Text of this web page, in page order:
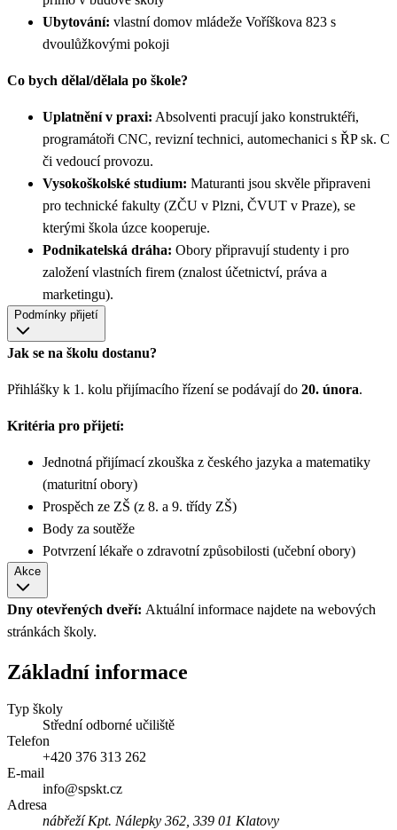
Ubytování: vlastní domov mládeže Voříškova 823 s
dvoulůžkovými pokoji
Co bych dělal/dělala po škole?
Uplatnění v praxi: Absolventi pracují jako konstruktéři,
programátoři CNC, revizní technici, automechanici s ŘP sk. C
či vedoucí provozu.
Vysokoškolské studium: Maturanti jsou skvěle připraveni
pro technické fakulty (ZČU v Plzni, ČVUT v Praze), se
kterými škola úzce kooperuje.
Podnikatelská dráha: Obory připravují studenty i pro
založení vlastních firem (znalost účetnictví, práva a
marketingu).
Podmínky přijetí
Jak se na školu dostanu?
Přihlášky k 1. kolu přijímacího řízení se podávají do 20. února.
Kritéria pro přijetí:
Jednotná přijímací zkouška z českého jazyka a matematiky
(maturitní obory)
Prospěch ze ZŠ (z 8. a 9. třídy ZŠ)
Body za soutěže
Potvrzení lékaře o zdravotní způsobilosti (učební obory)
Akce
Dny otevřených dveří: Aktuální informace najdete na webových
stránkách školy.
Základní informace
Typ školy
Střední odborné učiliště
Telefon
+420 376 313 262
E-mail
info@spskt.cz
Adresa
nábřeží Kpt. Nálepky 362, 339 01 Klatovy